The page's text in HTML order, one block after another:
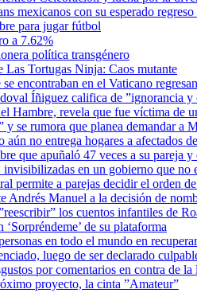
mexicanos con su esperado regreso
para jugar fútbol
a 7.62%
política transgénero
Las Tortugas Ninja: Caos mutante
encontraban en el Vaticano
Íñiguez califica de ”ignorancia
Hambre, revela que fue víctima de
se rumora que planea demandar a
aún no entrega hogares a afectados
que apuñaló 47 veces a su pareja y
invisibilizadas en un gobierno que no
permite a parejas decidir el orden
Andrés Manuel a la decisión de
los cuentos infantiles de
de su plataforma
en todo el mundo en
luego de ser declarado
por comentarios en contra de
proyecto, la cinta ”Amateur”